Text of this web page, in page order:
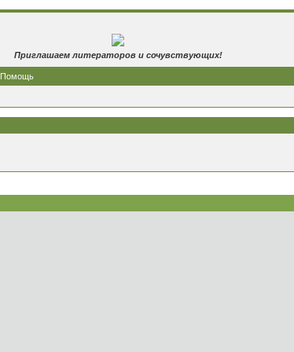
Приглашаем литераторов и сочувствующих!
Помощь